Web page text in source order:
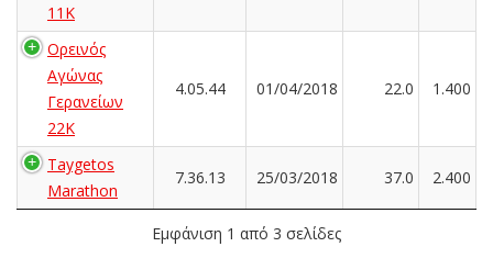
11K
Ορεινός
Αγώνας
Γερανείων
22Κ
4.05.44 01/04/2018 22.0 1.400
Taygetos
Marathon
7.36.13 25/03/2018 37.0 2.400
Εμφάνιση 1 από 3 σελίδες